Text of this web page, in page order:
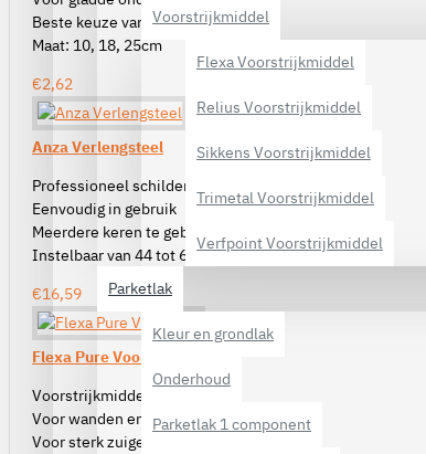
Voorstrijkmiddel
Flexa Voorstrijkmiddel
Relius Voorstrijkmiddel
Sikkens Voorstrijkmiddel
Trimetal Voorstrijkmiddel
Verfpoint Voorstrijkmiddel
Parketlak
Kleur en grondlak
Onderhoud
Parketlak 1 component
Beste keuze van Anza
Maat: 10, 18, 25cm
€2,62
Anza Verlengsteel
Professioneel schildersgereedschap
Eenvoudig in gebruik
Meerdere keren te gebruiken
Instelbaar van 44 tot 61 cm
€16,59
Flexa Pure Voorstrijk
Voorstrijkmiddel voor binnen
Voor wanden en plafonds
Voor sterk zuigende ondergronden